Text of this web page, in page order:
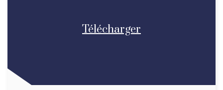
Télécharger